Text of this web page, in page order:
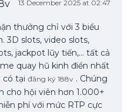
13 December 2025 at 02:47
thưởng chỉ với 3 biểu
3D slots, video slots,
jackpot lũy tiến,… tất cả
quay hũ kinh điển nhất
có tại đăng ký 188v . Chúng
cho hội viên hơn 1.000+
phí với mức RTP cực